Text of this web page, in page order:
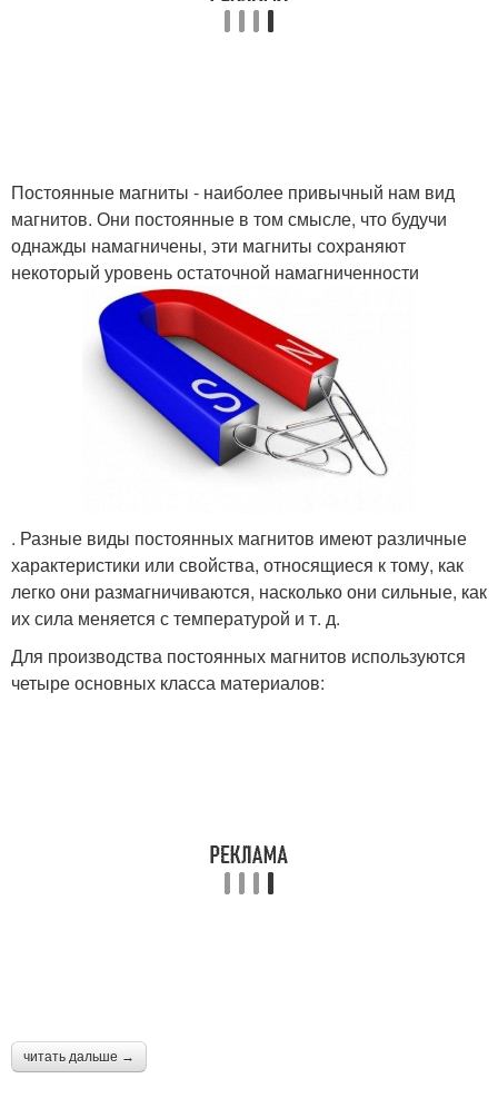
Постоянные магниты - наиболее привычный нам вид
магнитов. Они постоянные в том смысле, что будучи
однажды намагничены, эти магниты сохраняют
некоторый уровень остаточной намагниченности
. Разные виды постоянных магнитов имеют различные
характеристики или свойства, относящиеся к тому, как
легко они размагничиваются, насколько они сильные, как
их сила меняется с температурой и т. д.
Для производства постоянных магнитов используются
четыре основных класса материалов:
читать дальше →